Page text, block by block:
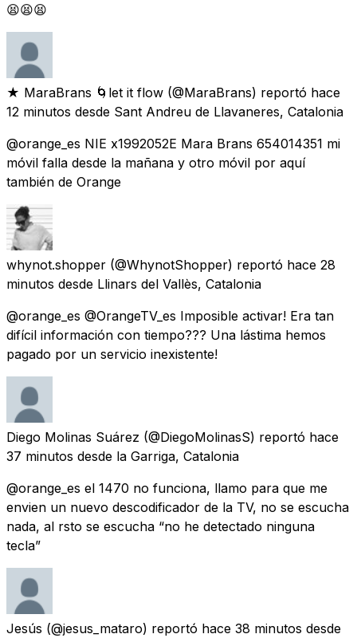
😫😫😫
★ MaraBrans 🌀let it flow (@MaraBrans) reportó hace
12 minutos desde Sant Andreu de Llavaneres, Catalonia
@orange_es NIE x1992052E Mara Brans 654014351 mi
móvil falla desde la mañana y otro móvil por aquí
también de Orange
whynot.shopper (@WhynotShopper) reportó hace 28
minutos desde Llinars del Vallès, Catalonia
@orange_es @OrangeTV_es Imposible activar! Era tan
difícil información con tiempo??? Una lástima hemos
pagado por un servicio inexistente!
Diego Molinas Suárez (@DiegoMolinasS) reportó hace
37 minutos desde la Garriga, Catalonia
@orange_es el 1470 no funciona, llamo para que me
envien un nuevo descodificador de la TV, no se escucha
nada, al rsto se escucha “no he detectado ninguna
tecla”
Jesús (@jesus_mataro) reportó hace 38 minutos desde